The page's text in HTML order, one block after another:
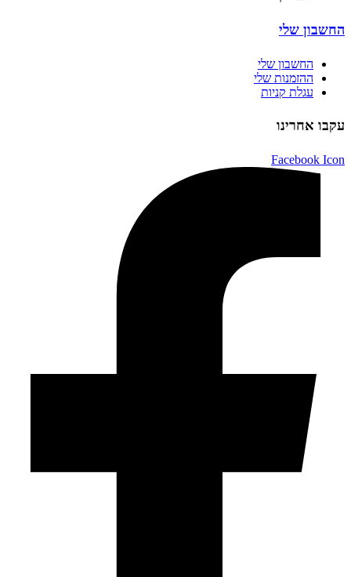
החשבון שלי
החשבון שלי
ההזמנות שלי
עגלת קניות
עקבו אחרינו
Facebook Icon